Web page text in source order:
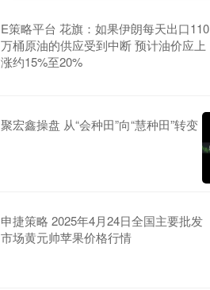
E策略平台 花旗：如果伊朗每天出口110
万桶原油的供应受到中断 预计油价应上
涨约15%至20%
聚宏鑫操盘 从“会种田”向“慧种田”转变
申捷策略 2025年4月24日全国主要批发
市场黄元帅苹果价格行情